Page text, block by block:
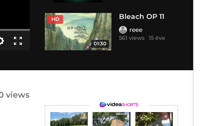
HD
01:30
Bleach OP 11
reee
561 views 15 éve
views